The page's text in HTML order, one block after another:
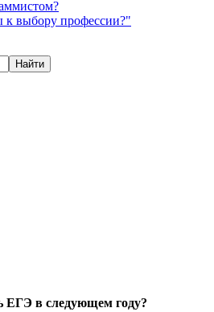
выбору профессии?"
Найти
ЕГЭ в следующем году?